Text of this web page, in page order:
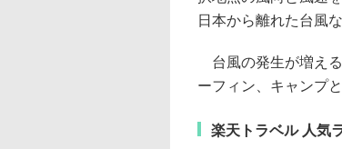
日本から離れた台風
台風の発生が増え
ーフィン、キャンプ
楽天トラベル 人気